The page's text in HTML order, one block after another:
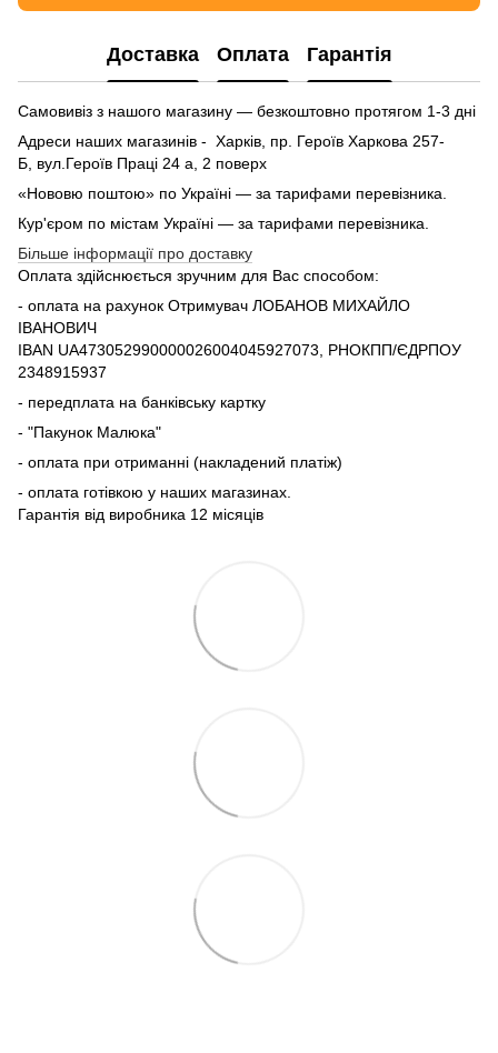
Доставка Оплата Гарантія
Самовивіз з нашого магазину — безкоштовно протягом 1-3 дні
Адреси наших магазинів - Харків, пр. Героїв Харкова 257-
Б, вул.Героїв Праці 24 а, 2 поверх
«Нововю поштою» по Україні — за тарифами перевізника.
Кур'єром по містам Україні — за тарифами перевізника.
Більше інформації про доставку
Оплата здійснюється зручним для Вас способом:
- оплата на рахунок Отримувач ЛОБАНОВ МИХАЙЛО
ІВАНОВИЧ
IBAN UA473052990000026004045927073, РНОКПП/ЄДРПОУ
2348915937
- передплата на банківську картку
- "Пакунок Малюка"
- оплата при отриманні (накладений платіж)
- оплата готівкою у наших магазинах.
Гарантія від виробника 12 місяців